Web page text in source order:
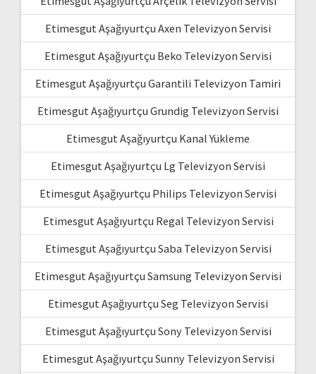
Etimesgut Aşağıyurtçu Axen Televizyon Servisi
Etimesgut Aşağıyurtçu Beko Televizyon Servisi
Etimesgut Aşağıyurtçu Garantili Televizyon Tamiri
Etimesgut Aşağıyurtçu Grundig Televizyon Servisi
Etimesgut Aşağıyurtçu Kanal Yükleme
Etimesgut Aşağıyurtçu Lg Televizyon Servisi
Etimesgut Aşağıyurtçu Philips Televizyon Servisi
Etimesgut Aşağıyurtçu Regal Televizyon Servisi
Etimesgut Aşağıyurtçu Saba Televizyon Servisi
Etimesgut Aşağıyurtçu Samsung Televizyon Servisi
Etimesgut Aşağıyurtçu Seg Televizyon Servisi
Etimesgut Aşağıyurtçu Sony Televizyon Servisi
Etimesgut Aşağıyurtçu Sunny Televizyon Servisi